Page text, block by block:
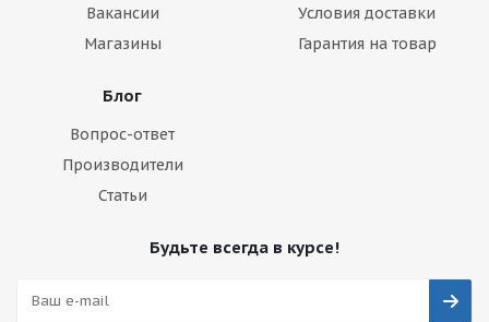
Вакансии
Магазины
Условия доставки
Гарантия на товар
Блог
Вопрос-ответ
Производители
Статьи
Будьте всегда в курсе!